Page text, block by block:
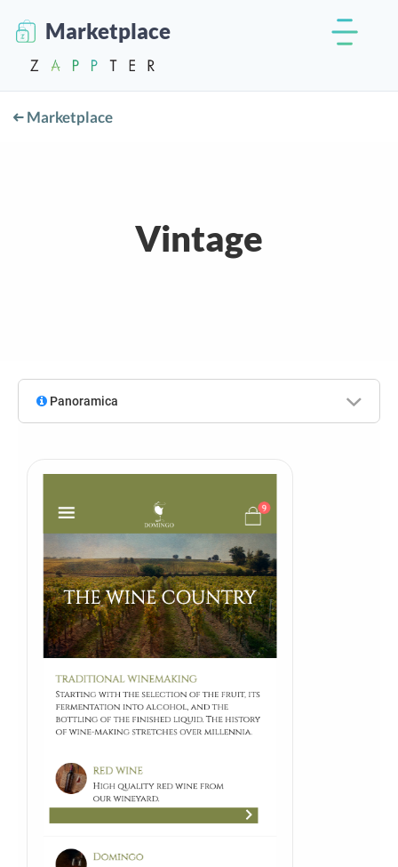
Marketplace
Marketplace
Vintage
Panoramica